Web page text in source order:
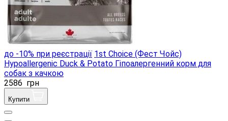
до -10% при реєстрації 1st Choice (Фест Чойс)
Hypoallergenic Duck & Potato Гіпоалергенний корм для
собак з качкою
2586 грн
Купити